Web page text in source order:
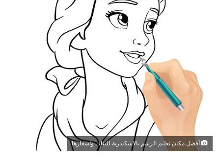
أفضل مكان تعليم الرسم بالاسكندرية للبنات واسعارها